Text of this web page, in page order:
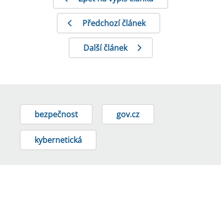
Předchozí článek
Další článek
bezpečnost gov.cz
kybernetická